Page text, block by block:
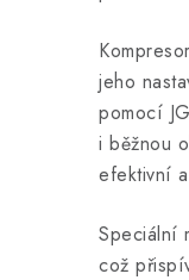
jeho
pomocí
i běžnou
efektivní
Speciální
což